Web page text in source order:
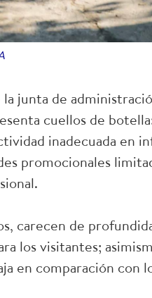
junta de
cuellos de
inadecuada en
promocionales
carecen de
los visitantes;
en comparación con